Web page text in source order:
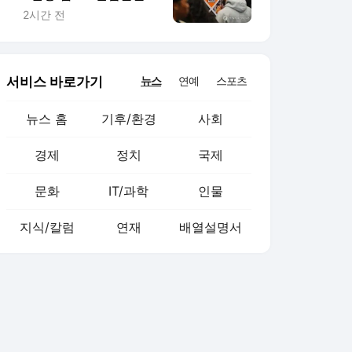
4.1%로 떨어져(종합)
2시간 전
서비스 바로가기 뉴스 연예 스포츠
뉴스 홈 기후/환경 사회
경제 정치 국제
문화 IT/과학 인물
지식/칼럼 연재 배열설명서